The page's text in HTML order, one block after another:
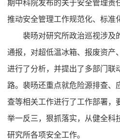
期中科院发布的关于安全管理责
推动安全管理工作规范化、标准
裴旸对研究所政治巡视涉及
通报，对超低温冰箱、报废资产
进行了分析，并提出了多部门联
路。裴旸还重点就危险源排查、
查等相关工作进行了工作部署，
举一反三，狠抓落实，从健全科
研究所各项安全工作。